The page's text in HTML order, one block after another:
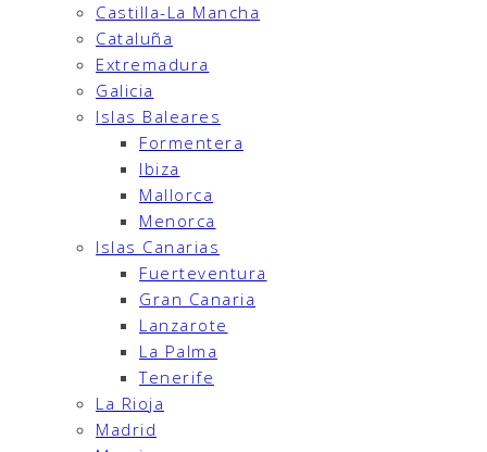
Castilla-La Mancha
Cataluña
Extremadura
Galicia
Islas Baleares
Formentera
Ibiza
Mallorca
Menorca
Islas Canarias
Fuerteventura
Gran Canaria
Lanzarote
La Palma
Tenerife
La Rioja
Madrid